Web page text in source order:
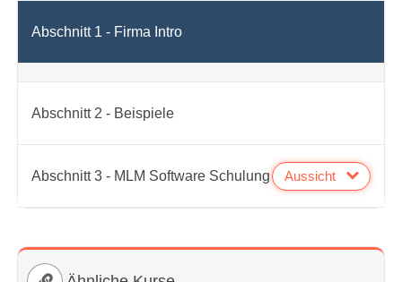
Abschnitt 1 - Firma Intro
Abschnitt 2 - Beispiele
Abschnitt 3 - MLM Software Schulung Aussicht